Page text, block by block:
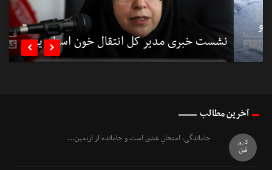
نشست خبری مدیر کل انتقال خون استان یزد  
آخرین مطالب
جاماندگی، امتحانِ عشق است و جامانده از اربعین...
3 روز
قبل